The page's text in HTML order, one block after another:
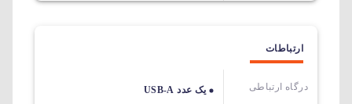
ارتباطات
درگاه ارتباطی
یک عدد USB-A